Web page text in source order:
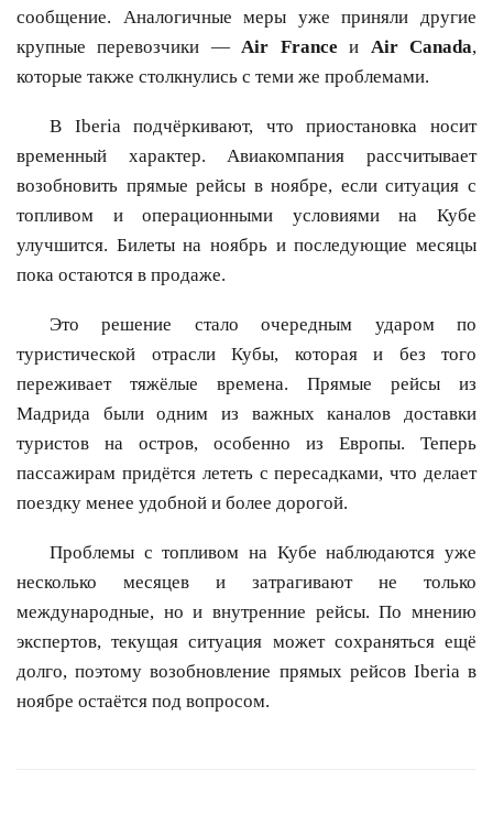
сообщение. Аналогичные меры уже приняли другие
крупные перевозчики —Air France и Air Canada,
которые также столкнулись с теми же проблемами.
В Iberia подчёркивают, что приостановка носит
временный характер. Авиакомпания рассчитывает
возобновить прямые рейсы в ноябре, если ситуация с
топливом и операционными условиями на Кубе
улучшится. Билеты на ноябрь и последующие месяцы
пока остаются в продаже.
Это решение стало очередным ударом по
туристической отрасли Кубы, которая и без того
переживает тяжёлые времена. Прямые рейсы из
Мадрида были одним из важных каналов доставки
туристов на остров, особенно из Европы. Теперь
пассажирам придётся лететь с пересадками, что делает
поездку менее удобной и более дорогой.
Проблемы с топливом на Кубе наблюдаются уже
несколько месяцев и затрагивают не только
международные, но и внутренние рейсы. По мнению
экспертов, текущая ситуация может сохраняться ещё
долго, поэтому возобновление прямых рейсов Iberia в
ноябре остаётся под вопросом.